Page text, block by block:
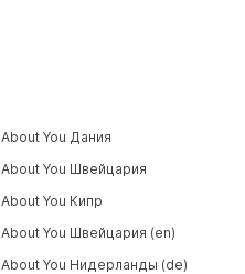
About You Дания
About You Швейцария
About You Кипр
About You Швейцария (en)
About You Нидерланды (de)